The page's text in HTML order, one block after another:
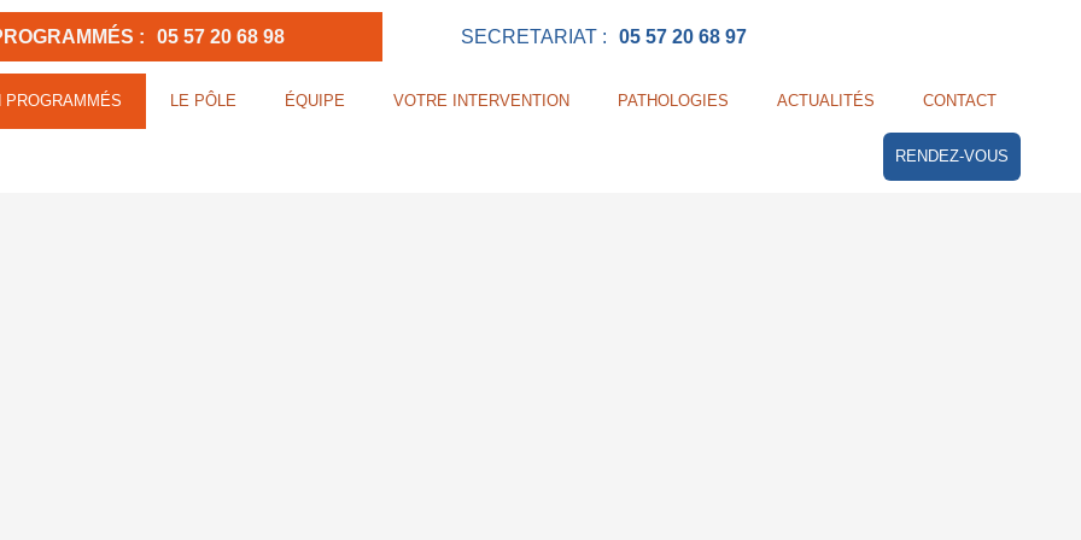
: 05 57 20 68 98 SECRETARIAT : 05 57 20 68 97
PROGRAMMÉS LE PÔLE ÉQUIPE VOTRE INTERVENTION PATHOLOGIES ACTUALITÉS CONTACT
RENDEZ-VOUS